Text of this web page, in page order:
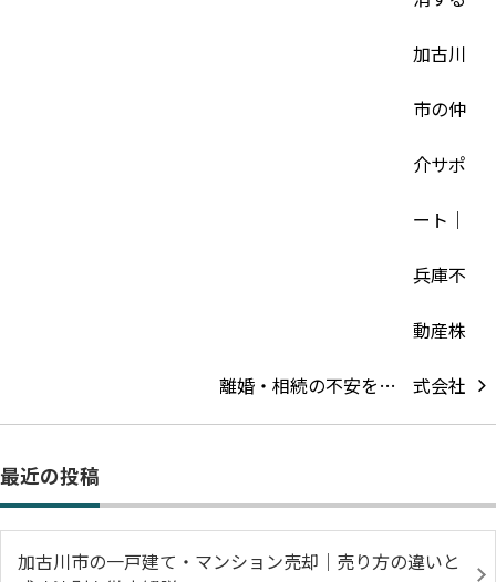
離婚・相続の不安を…
最近の投稿
加古川市の一戸建て・マンション売却｜売り方の違いと